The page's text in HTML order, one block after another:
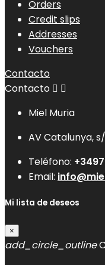
Orders
Credit slips
Addresses
Vouchers
Contacto
Contacto  
Miel Muria
AV Catalunya,
Teléfono:
Email:
Mi lista de deseos
×
add_circle_outline